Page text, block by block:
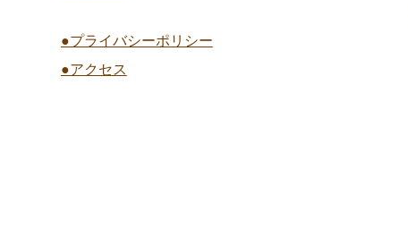
●プライバシーポリシー
●アクセス